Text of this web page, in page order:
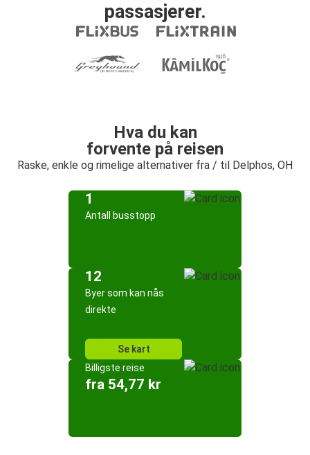
passasjerer.
Hva du kan
forvente på reisen
Raske, enkle og rimelige alternativer fra / til Delphos, OH
1
Antall busstopp
12
Byer som kan nås
direkte
Se kart
Billigste reise
fra 54,77 kr